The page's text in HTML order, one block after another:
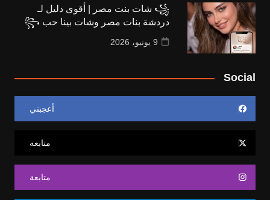
꧁ شات بنت مصر | أقوى دليل لـ
دردشة بنات مصر وشات بينا حب ꧂
9 يونيو، 2026
Social
أعجبني
متابعة
متابعة